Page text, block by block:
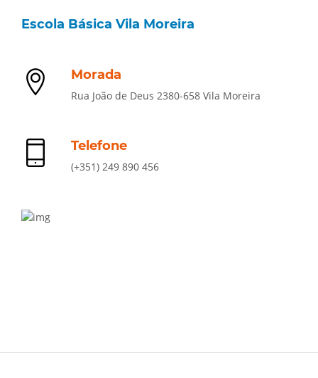
Escola Básica Vila Moreira
Morada
Rua João de Deus 2380-658 Vila Moreira
Telefone
(+351) 249 890 456